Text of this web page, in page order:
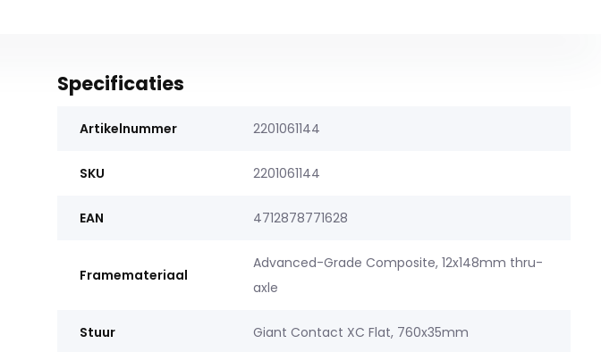
Specificaties
Artikelnummer 2201061144
SKU 2201061144
EAN 4712878771628
Framemateriaal
Advanced-Grade Composite, 12x148mm thru-
axle
Stuur Giant Contact XC Flat, 760x35mm